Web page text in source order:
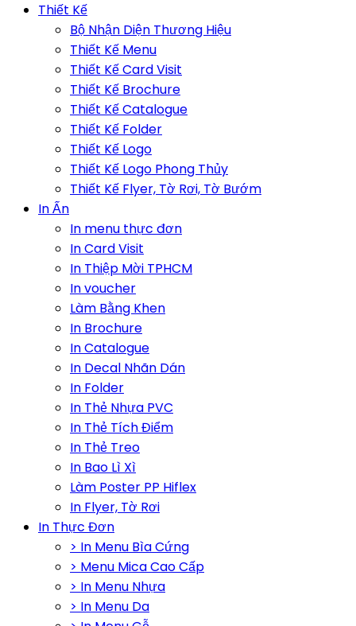
Thiết Kế
Bộ Nhận Diện Thương Hiệu
Thiết Kế Menu
Thiết Kế Card Visit
Thiết Kế Brochure
Thiết Kế Catalogue
Thiết Kế Folder
Thiết Kế Logo
Thiết Kế Logo Phong Thủy
Thiết Kế Flyer, Tờ Rơi, Tờ Bướm
In Ấn
In menu thực đơn
In Card Visit
In Thiệp Mời TPHCM
In voucher
Làm Bằng Khen
In Brochure
In Catalogue
In Decal Nhãn Dán
In Folder
In Thẻ Nhựa PVC
In Thẻ Tích Điểm
In Thẻ Treo
In Bao Lì Xì
Làm Poster PP Hiflex
In Flyer, Tờ Rơi
In Thực Đơn
> In Menu Bìa Cứng
> Menu Mica Cao Cấp
> In Menu Nhựa
> In Menu Da